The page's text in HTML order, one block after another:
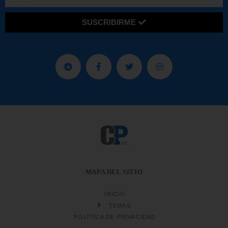
SUSCRIBIRME
MAPA DEL SITIO
INICIO
TEMAS
POLÍTICA DE PRIVACIDAD